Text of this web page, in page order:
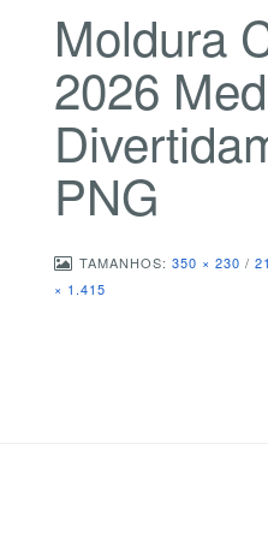
Moldura
2026
PNG
TAMANHOS: 350 × 230 /
× 1.415